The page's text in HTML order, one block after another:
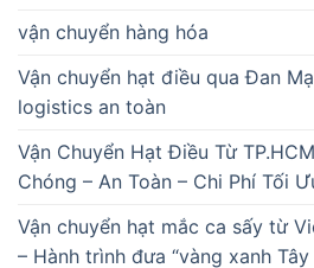
vận chuyển hàng hóa
Vận chuyển hạt điều qua Đan
logistics an toàn
Vận Chuyển Hạt Điều Từ
Chóng – An Toàn – Chi Phí Tối
Vận chuyển hạt mắc ca sấy từ
– Hành trình đưa “vàng xanh